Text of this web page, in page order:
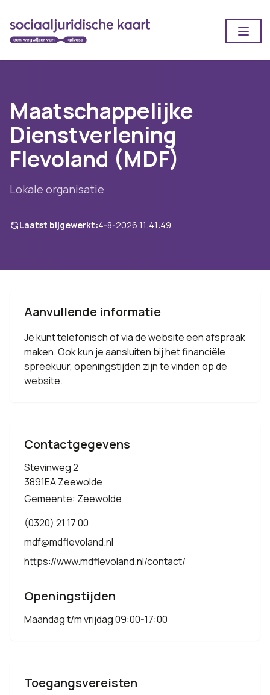
Maatschappelijke
Dienstverlening
Flevoland (MDF)
Lokale organisatie
Laatst bijgewerkt:4-8-2026 11:41:49
Aanvullende informatie
Je kunt telefonisch of via de website een afspraak
maken. Ook kun je aansluiten bij het financiële
spreekuur, openingstijden zijn te vinden op de
website.
Contactgegevens
Stevinweg 2
3891EA Zeewolde
Gemeente: Zeewolde
(0320) 21 17 00
mdf@mdflevoland.nl
https://www.mdflevoland.nl/contact/
Openingstijden
Maandag t/m vrijdag 09:00-17:00
Toegangsvereisten